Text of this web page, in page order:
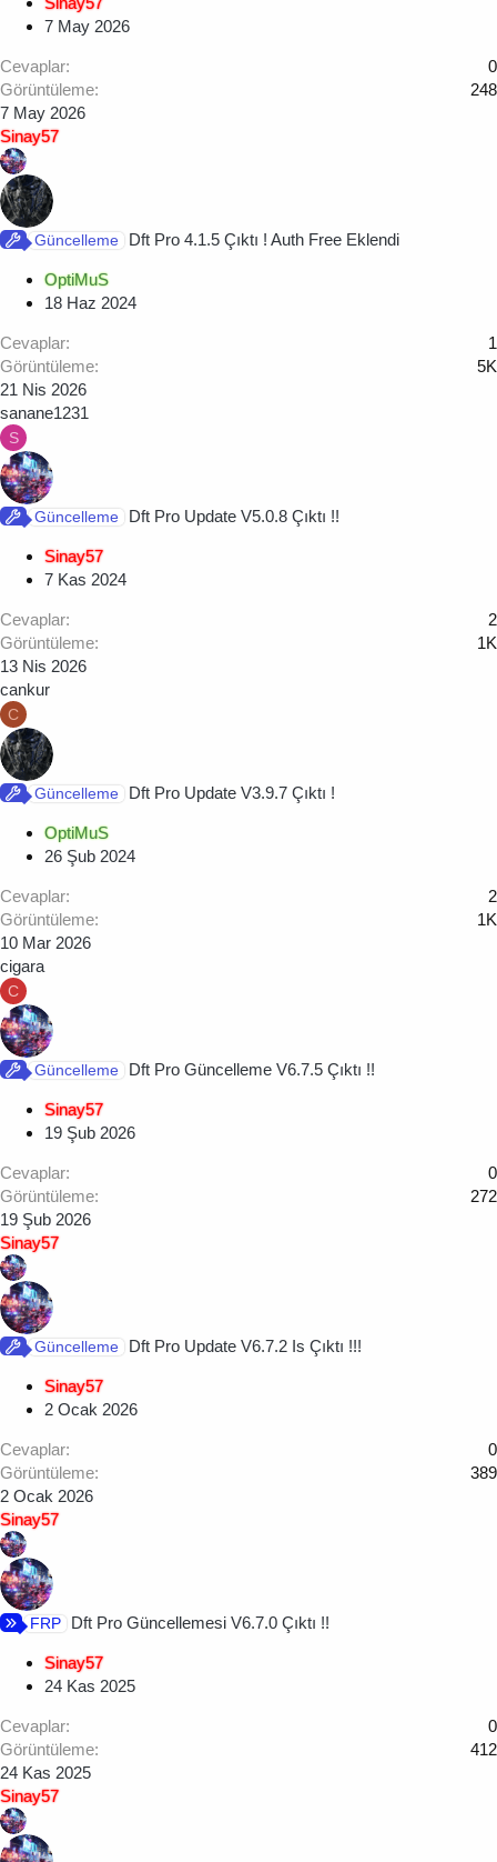
7 May 2026
Cevaplar
0
Görüntüleme
248
7 May 2026
Sinay57
Güncelleme Dft Pro 4.1.5 Çıktı ! Auth Free Eklendi
OptiMuS
18 Haz 2024
Cevaplar
1
Görüntüleme
5K
21 Nis 2026
sanane1231
S
Güncelleme Dft Pro Update V5.0.8 Çıktı !!
Sinay57
7 Kas 2024
Cevaplar
2
Görüntüleme
1K
13 Nis 2026
cankur
C
Güncelleme Dft Pro Update V3.9.7 Çıktı !
OptiMuS
26 Şub 2024
Cevaplar
2
Görüntüleme
1K
10 Mar 2026
cigara
C
Güncelleme Dft Pro Güncelleme V6.7.5 Çıktı !!
Sinay57
19 Şub 2026
Cevaplar
0
Görüntüleme
272
19 Şub 2026
Sinay57
Güncelleme Dft Pro Update V6.7.2 Is Çıktı !!!
Sinay57
2 Ocak 2026
Cevaplar
0
Görüntüleme
389
2 Ocak 2026
Sinay57
FRP Dft Pro Güncellemesi V6.7.0 Çıktı !!
Sinay57
24 Kas 2025
Cevaplar
0
Görüntüleme
412
24 Kas 2025
Sinay57